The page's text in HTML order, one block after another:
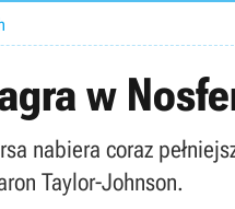
w
nabiera coraz
Taylor-Johnson.